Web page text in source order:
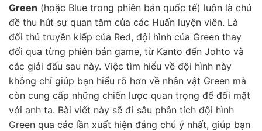
Green (hoặc Blue trong phiên bản quốc tế) luôn là chủ
đề thu hút sự quan tâm của các Huấn luyện viên. Là
đối thủ truyền kiếp của Red, đội hình của Green thay
đổi qua từng phiên bản game, từ Kanto đến Johto và
các giải đấu sau này. Việc tìm hiểu về đội hình này
không chỉ giúp bạn hiểu rõ hơn về nhân vật Green mà
còn cung cấp những chiến lược quan trọng để đối mặt
với anh ta. Bài viết này sẽ đi sâu phân tích đội hình
Green qua các lần xuất hiện đáng chú ý nhất, giúp bạn